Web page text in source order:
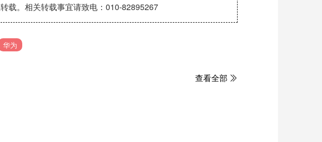
载。相关转载事宜请致电：010-82895267
华为
查看全部